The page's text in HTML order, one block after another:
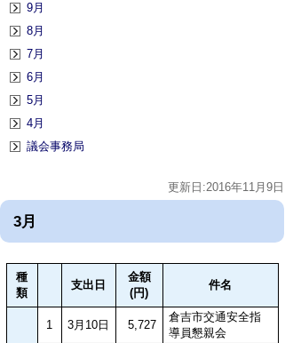
9月
8月
7月
6月
5月
4月
議会事務局
更新日:2016年11月9日
3月
種
類
支出日
金額
(円)
件名
1 3月10日 5,727
倉吉市交通安全指
導員懇親会